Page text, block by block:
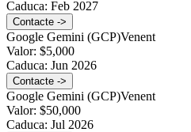
Caduca: Feb 2027
Contacte ->
Google Gemini (GCP)Venent
Valor: $5,000
Caduca: Jun 2026
Contacte ->
Google Gemini (GCP)Venent
Valor: $50,000
Caduca: Jul 2026